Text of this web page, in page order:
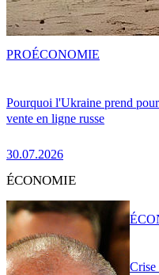
Pourquoi l'Ukraine prend
vente en ligne russe
30.07.2026
PROÉCONOMIE
ÉCONOMIE
Crise